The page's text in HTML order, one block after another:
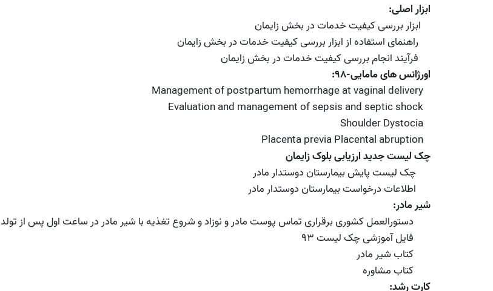
ابزار اصلی:
ابزار بررسی کیفیت خدمات در بخش زایمان
راهنمای استفاده از ابزار بررسی کیفیت خدمات در بخش زایمان
فرآیند انجام بررسی کیفیت خدمات در بخش زایمان
اورژانس های مامایی-۹۸:
Management of postpartum hemorrhage at vaginal delivery
Evaluation and management of sepsis and septic shock
Shoulder Dystocia
Placenta previa Placental abruption
چک لیست جدید ارزیابی بلوک زایمان
چک لیست پایش بیمارستان دوستدار مادر
اطلاعات درخواست بیمارستان دوستدار مادر
شیر مادر:
دستورالعمل کشوری برقراری تماس پوست مادر و نوزاد و شروع تغذیه با شیر مادر در ساعت اول پس از تولد
فایل آموزشی چک لیست 93
کتاب شیر مادر
کتاب مشاوره
کارت رشد: